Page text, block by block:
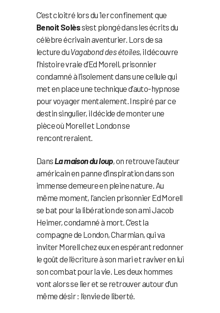
C’est cloitré lors du 1er confinement que
Benoit Solèss’est plongé dans les écrits du
célèbre écrivain aventurier. Lors de sa
lecture duVagabond des étoiles, il découvre
l’histoire vraie d’Ed Morell, prisonnier
condamné à l’isolement dans une cellule qui
met en place une technique d’auto-hypnose
pour voyager mentalement. Inspiré par ce
destin singulier, il décide de monter une
pièce où Morell et London se
rencontreraient.
Dans La maison du loup, on retrouve l’auteur
américain en panne d’inspiration dans son
immense demeure en pleine nature. Au
même moment, l’ancien prisonnier Ed Morell
se bat pour la libération de son ami Jacob
Heimer, condamné à mort. C’est la
compagne de London, Charmian, qui va
inviter Morell chez eux en espérant redonner
le goût de l’écriture à son mari et raviver en lui
son combat pour la vie. Les deux hommes
vont alors se lier et se retrouver autour d’un
même désir : l’envie de liberté.